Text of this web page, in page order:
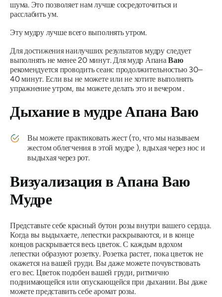
шума. Это позволяет нам лучше сосредоточиться и
расслабить ум.
Этумудрулучше всего выполнять утром.
Для достижения наилучших результатов мудру следует
выполнять не менее 20 минут. Для мудр АпанаВаю
рекомендуетсяпроводить сеанс продолжительностью 30–
40 минут. Если вы не можете или не хотите выполнять
упражнение утром, вы можете делать это и вечером.
Дыхание вмудре Апана Ваю
Вы можете практиковать жест (то, что мы называем
жестом облегчения в этой мудре), вдыхая через нос и
выдыхая через рот.
Визуализация вАпана Ваю
Мудре
Представьте себе красный бутон розы внутри вашего сердца.
Когда вы выдыхаете, лепестки раскрываются, и в конце
концов раскрывается весь цветок. С каждым вдохом
лепестки образуют розетку. Розетка растет, пока цветок не
окажется на вашей груди. Вы даже можете почувствовать
его вес. Цветок подобен вашей груди, ритмично
поднимающейся или опускающейся при дыхании. Вы даже
можете представить себе аромат розы.